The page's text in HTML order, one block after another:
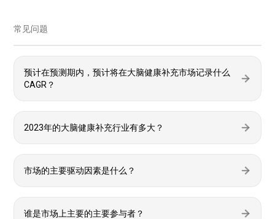
常见问题
预计在预测期内，预计将在大脑健康补充市场记录什么
CAGR？
2023年的大脑健康补充行业有多大？
市场的主要驱动因素是什么？
谁是市场上主要的主要参与者？